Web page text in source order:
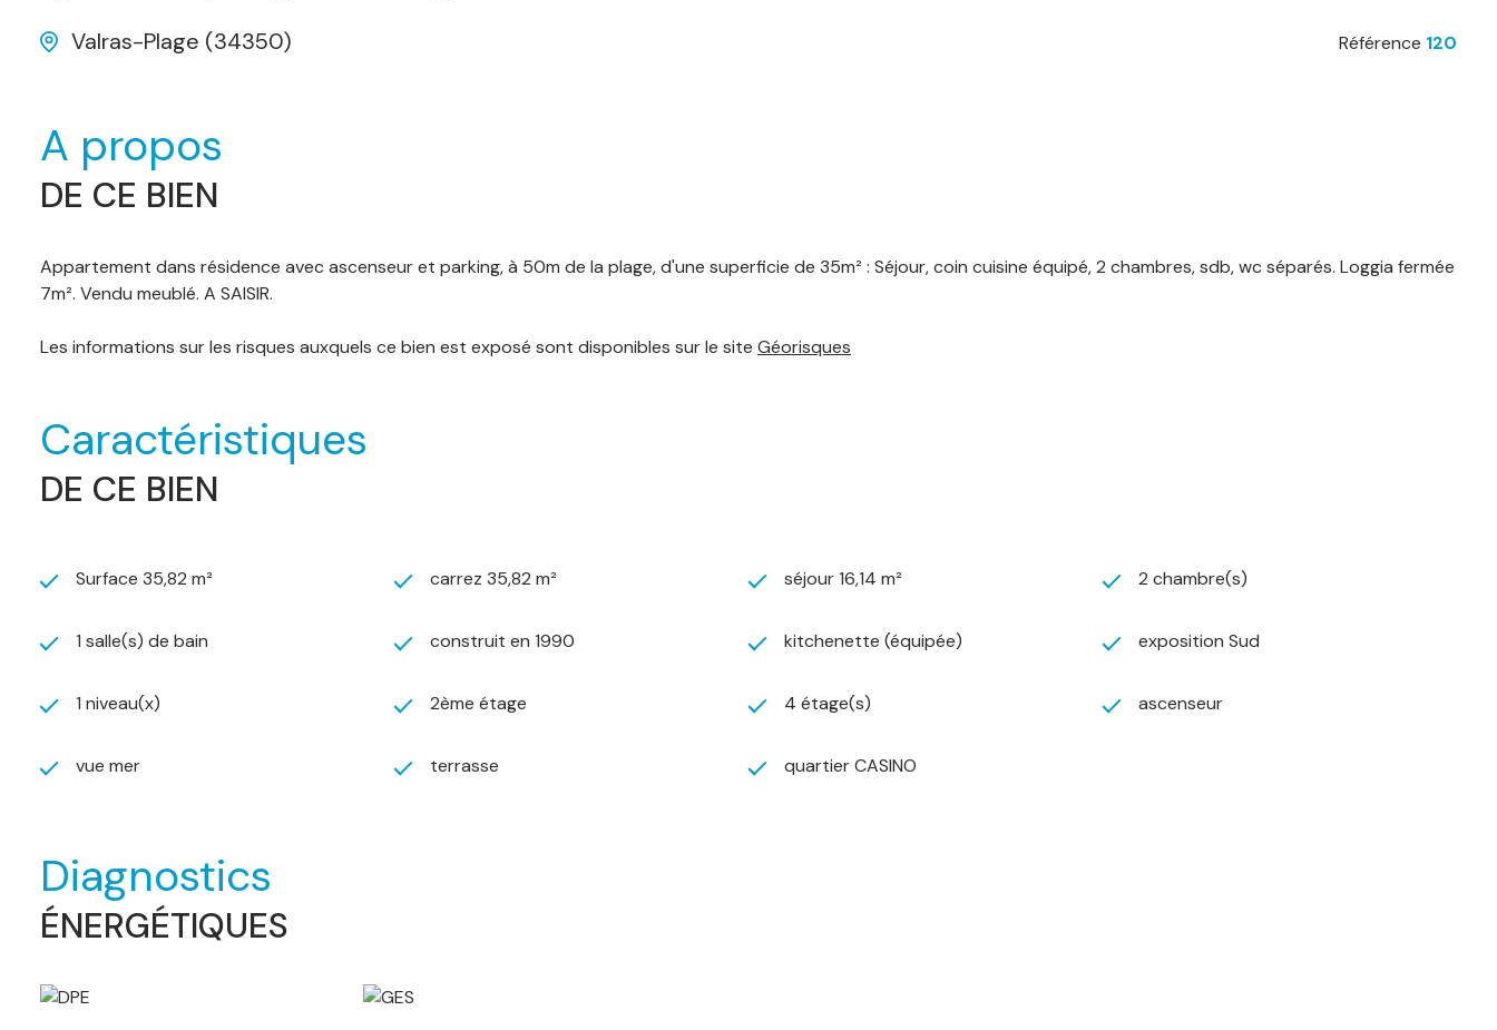
Valras-Plage (34350)
Référence 120
A propos
DE CE BIEN
Appartement dans résidence avec ascenseur et parking, à 50m de la plage, d'une superficie de 35m² : Séjour, coin cuisine équipé, 2 chambres, sdb, wc séparés. Loggia fermée
7m². Vendu meublé. A SAISIR.
Les informations sur les risques auxquels ce bien est exposé sont disponibles sur le site Géorisques
Caractéristiques
DE CE BIEN
Surface 35,82 m² carrez 35,82 m² séjour 16,14 m² 2 chambre(s)
1 salle(s) de bain construit en 1990 kitchenette (équipée) exposition Sud
1 niveau(x) 2ème étage 4 étage(s) ascenseur
vue mer terrasse quartier CASINO
Diagnostics
ÉNERGÉTIQUES